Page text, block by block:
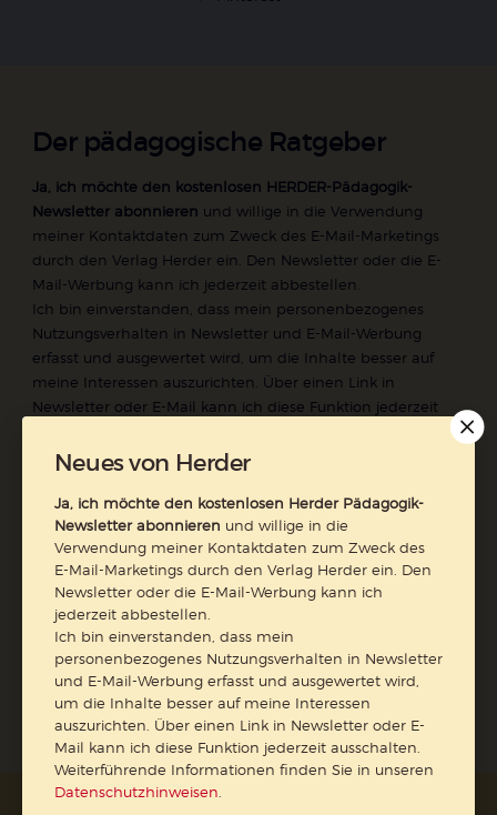
Der pädagogische Ratgeber
Ja, ich möchte den kostenlosen HERDER-Pädagogik-
Newsletter abonnieren und willige in die Verwendung
meiner Kontaktdaten zum Zweck des E-Mail-Marketings
durch den Verlag Herder ein. Den Newsletter oder die E-
Mail-Werbung kann ich jederzeit abbestellen.
Ich bin einverstanden, dass mein personenbezogenes
Nutzungsverhalten in Newsletter und E-Mail-Werbung
erfasst und ausgewertet wird, um die Inhalte besser auf
meine Interessen auszurichten. Über einen Link in
Newsletter oder E-Mail kann ich diese Funktion jederzeit
Weiterführende Informationen finden Sie in unseren
E-Mail
Neues von Herder
Ja, ich möchte den kostenlosen Herder Pädagogik-
Newsletter abonnieren und willige in die
Verwendung meiner Kontaktdaten zum Zweck des
E-Mail-Marketings durch den Verlag Herder ein. Den
Newsletter oder die E-Mail-Werbung kann ich
jederzeit abbestellen.
Ich bin einverstanden, dass mein
personenbezogenes Nutzungsverhalten in Newsletter
und E-Mail-Werbung erfasst und ausgewertet wird,
um die Inhalte besser auf meine Interessen
auszurichten. Über einen Link in Newsletter oder E-
Mail kann ich diese Funktion jederzeit ausschalten.
Weiterführende Informationen finden Sie in unseren
Datenschutzhinweisen